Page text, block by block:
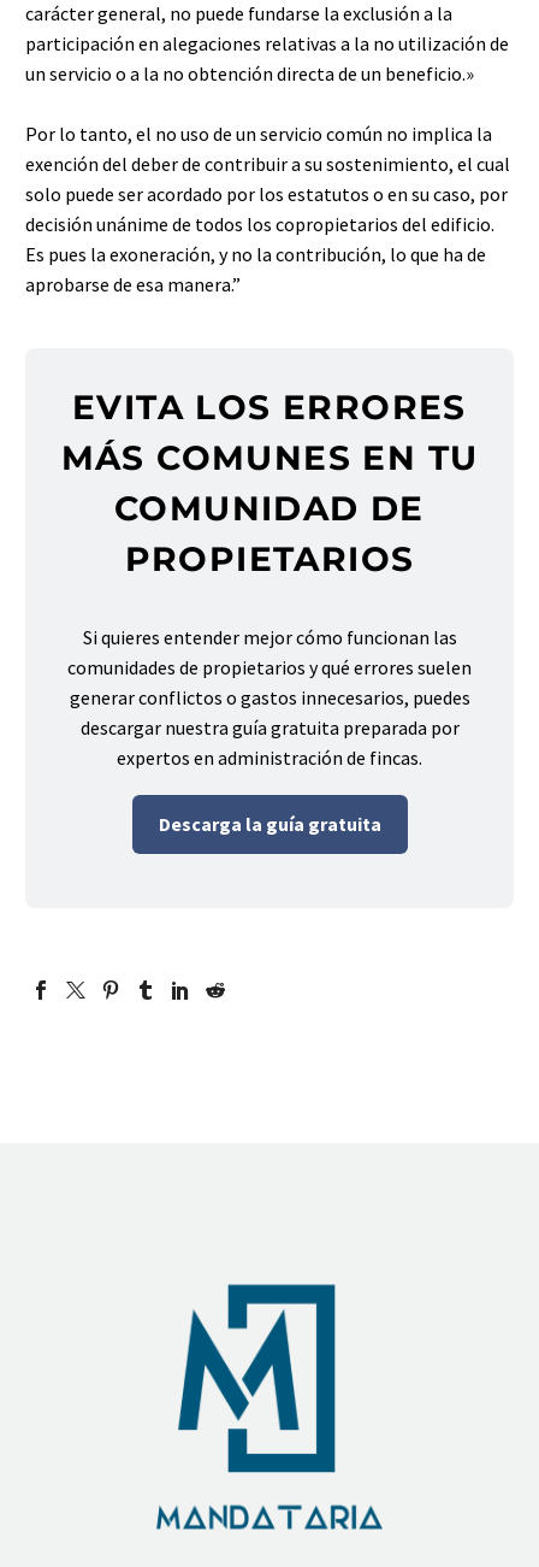
carácter general, no puede fundarse la exclusión a la
participación en alegaciones relativas a la no utilización de
un servicio o a la no obtención directa de un beneficio.»⁣
Por lo tanto, el no uso de un servicio común no implica la
exención del deber de contribuir a su sostenimiento, el cual
solo puede ser acordado por los estatutos o en su caso, por
decisión unánime de todos los copropietarios del edificio.
Es pues la exoneración, y no la contribución, lo que ha de
aprobarse de esa manera.”⁣
EVITA LOS ERRORES
MÁS COMUNES EN TU
COMUNIDAD DE
PROPIETARIOS
Si quieres entender mejor cómo funcionan las
comunidades de propietarios y qué errores suelen
generar conflictos o gastos innecesarios, puedes
descargar nuestra guía gratuita preparada por
expertos en administración de fincas.
Descarga la guía gratuita